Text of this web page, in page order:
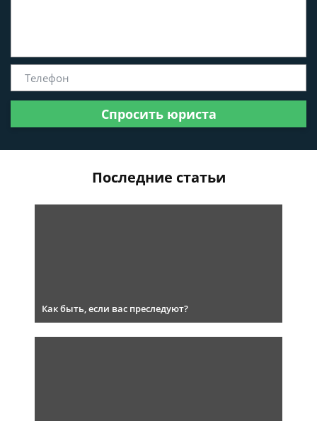
Спросить юриста
Последние статьи
Как быть, если вас преследуют?